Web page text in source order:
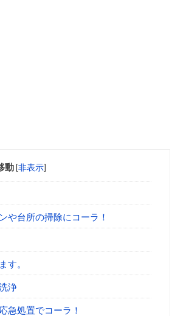
動[非表示]
や台所の掃除にコーラ！
す。
浄
急処置でコーラ！